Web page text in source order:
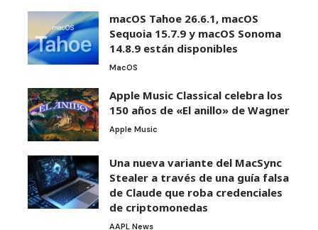
macOS Tahoe 26.6.1, macOS
Sequoia 15.7.9 y macOS Sonoma
14.8.9 están disponibles
MacOS
Apple Music Classical celebra los
150 años de «El anillo» de Wagner
Apple Music
Una nueva variante del MacSync
Stealer a través de una guía falsa
de Claude que roba credenciales
de criptomonedas
AAPL News